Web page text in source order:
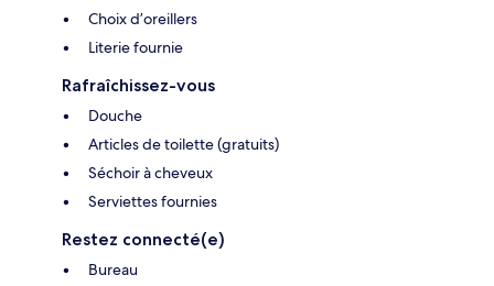
Choix d’oreillers
Literie fournie
Rafraîchissez-vous
Douche
Articles de toilette (gratuits)
Séchoir à cheveux
Serviettes fournies
Restez connecté(e)
Bureau